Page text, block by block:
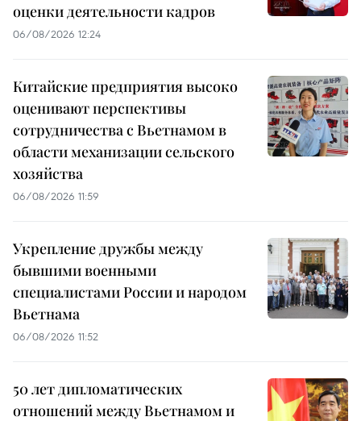
оценки деятельности кадров
06/08/2026 12:24
Китайские предприятия высоко
оценивают перспективы
сотрудничества с Вьетнамом в
области механизации сельского
хозяйства
06/08/2026 11:59
Укрепление дружбы между
бывшими военными
специалистами России и народом
Вьетнама
06/08/2026 11:52
50 лет дипломатических
отношений между Вьетнамом и